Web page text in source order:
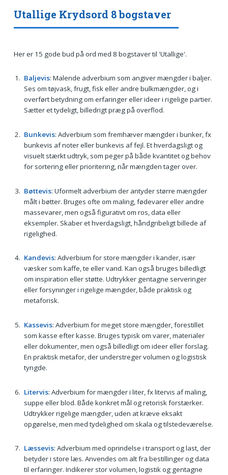
Utallige Krydsord 8 bogstaver
Her er 15 gode bud på ord med 8 bogstaver til 'Utallige'.
Baljevis: Malende adverbium som angiver mængder i baljer.
Ses om tøjvask, frugt, fisk eller andre bulkmængder, og i
overført betydning om erfaringer eller ideer i rigelige partier.
Sætter et tydeligt, billedrigt præg på overflod.
Bunkevis: Adverbium som fremhæver mængder i bunker, fx
bunkevis af noter eller bunkevis af fejl. Et hverdagsligt og
visuelt stærkt udtryk, som peger på både kvantitet og behov
for sortering eller prioritering, når mængden tager over.
Bøttevis: Uformelt adverbium der antyder større mængder
målt i bøtter. Bruges ofte om maling, fødevarer eller andre
massevarer, men også figurativt om ros, data eller
eksempler. Skaber et hverdagsligt, håndgribeligt billede af
rigelighed.
Kandevis: Adverbium for store mængder i kander, især
væsker som kaffe, te eller vand. Kan også bruges billedligt
om inspiration eller støtte. Udtrykker gentagne serveringer
eller forsyninger i rigelige mængder, både praktisk og
metaforisk.
Kassevis: Adverbium for meget store mængder, forestillet
som kasse efter kasse. Bruges typisk om varer, materialer
eller dokumenter, men også billedligt om ideer eller forslag.
En praktisk metafor, der understreger volumen og logistisk
tyngde.
Litervis: Adverbium for mængder i liter, fx litervis af maling,
suppe eller blod. Både konkret mål og retorisk forstærker.
Udtrykker rigelige mængder, uden at kræve eksakt
opgørelse, men med tydelighed om skala og tilstedeværelse.
Læssevis: Adverbium med oprindelse i transport og last, der
betyder i store læs. Anvendes om alt fra bestillinger og data
til erfaringer. Indikerer stor volumen, logistik og gentagne